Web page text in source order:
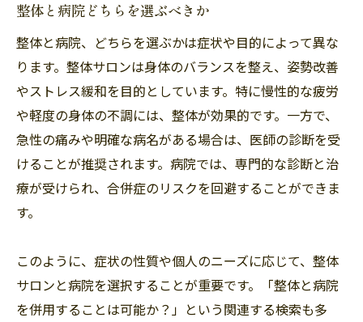
整体と病院どちらを選ぶべきか
整体と病院、どちらを選ぶかは症状や目的によって異な
ります。整体サロンは身体のバランスを整え、姿勢改善
やストレス緩和を目的としています。特に慢性的な疲労
や軽度の身体の不調には、整体が効果的です。一方で、
急性の痛みや明確な病名がある場合は、医師の診断を受
けることが推奨されます。病院では、専門的な診断と治
療が受けられ、合併症のリスクを回避することができま
す。
このように、症状の性質や個人のニーズに応じて、整体
サロンと病院を選択することが重要です。「整体と病院
を併用することは可能か？」という関連する検索も多